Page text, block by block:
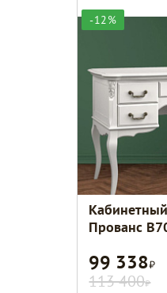
-12%
Прованс
99 338Р
113 400Р